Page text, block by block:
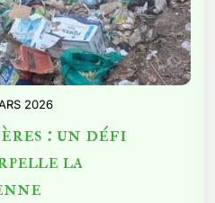
2026
: un défi
la